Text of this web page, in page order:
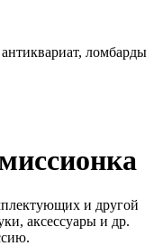
ломбарды
и другой
аксессуары и др.